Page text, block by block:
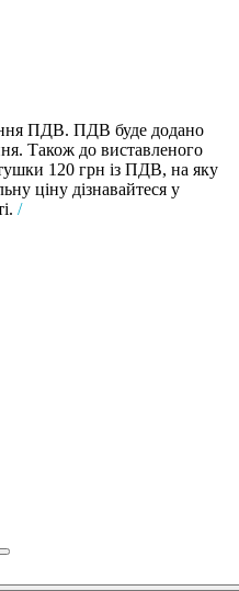
ПДВ. ПДВ буде додано
Також до виставленого
120 грн із ПДВ, на яку
ціну дізнавайтеся у
/